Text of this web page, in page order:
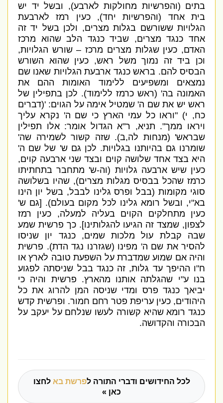
בתים( והפרשיות מחולקות לארבע),ובשל יד יש
בית אחד( והפרשיות יחד),כעין רמז לארבעת
הגלויות ששורשם בגלות מצרים,ולכן בשל יד זה
אחד כנגד מצרים,שביד כנגד הלב שהוא מרכז
האדם,כעין שגלות מצרים מרכז – שורש הגלויות,
וכן ביד זה נמוך משל ראש,כעין שהוא השורש
הבסיס להם.בראש כנגד ארבעת הגלויות שאנו שם
נמצאים ומשפיעים ללימוד האומות ההם את
האמונה בה' (ראש כרמז ללימוד).לכן בתפילין של
ראש יש את שם ה 'שמטיל אימה על הגוים: '
( דברים
כח,י) " וראו כל עמי הארץ כי שם ה
נקרא עליך
ויראו ממך".תניא,ר א הגדול אומר:אלו תפילין
שבראש' ( מנחות לה,ב).שזה קשור לשמירה שה'
שומרנו גם בהיותנו בגלויות.לכן גם ש 'של שם ה
היא בצד אחד שלושה קוים ובצד שני ארבעה קוים,
כעין שיש ארבעה גלויות(וה-ש'מתחבר בתחתיתו
כרמז שהכל בבסיס מגלות מצרים),שהיו בשלושה
סוגי מקומות(בבל ופרס גלינו לבבל,בשל יון הינו
בא"י,ובשל רומא גלינו לכל מקום בעולם). [גם ש '
כעין מתחלקים הקוים בעליה למעלה,כעין רמז
לצפון,שמצד זה הגיעו להגלותינו].כך פרשית שמע
שבה קבלת עול מלכות שמים,כנגד יון שניסו
להסיר את שם ה 'מפינו(שגזרנו נגד הדת).פרשית
והיה אם שמוע שמדברת על השפעת טובה לארץ או
"ו ההיפך עד גלות,זה כנגד בבל שניסתה לפגוע
בנו ע "י שהגלתה אותנו מהארץ.פרשית והיה כי
יביאך כנגד פרס ומדי שניסה המן להרוג את כל
היהודים,כעין עריפת פטר רחם חמור.ופרשית קדש
כנגד רומא שהיא קשורה לעשו שנלחם על יעקב על
הבכורה והקדושה.
לכל החידושים ודברי התורה לפרשת באלחצו
כאן »